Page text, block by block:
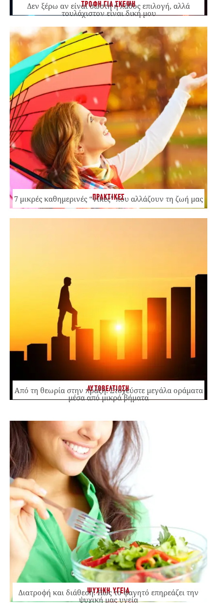
ΤΡΟΦΗ ΓΙΑ ΣΚΕΨΗ
Δεν ξέρω αν είναι σωστή ή λάθος επιλογή, αλλά
τουλάχιστον είναι δική μου
ΠΡΑΚΤΙΚΕΣ
7 μικρές καθημερινές “νίκες” που αλλάζουν τη ζωή μας
ΑΥΤΟΒΕΛΤΙΩΣΗ
Από τη θεωρία στην πράξη: Στοχεύστε μεγάλα οράματα
μέσα από μικρά βήματα
ΨΥΧΙΚΗ ΥΓΕΙΑ
Διατροφή και διάθεση: Πώς το φαγητό επηρεάζει την
ψυχική μας υγεία